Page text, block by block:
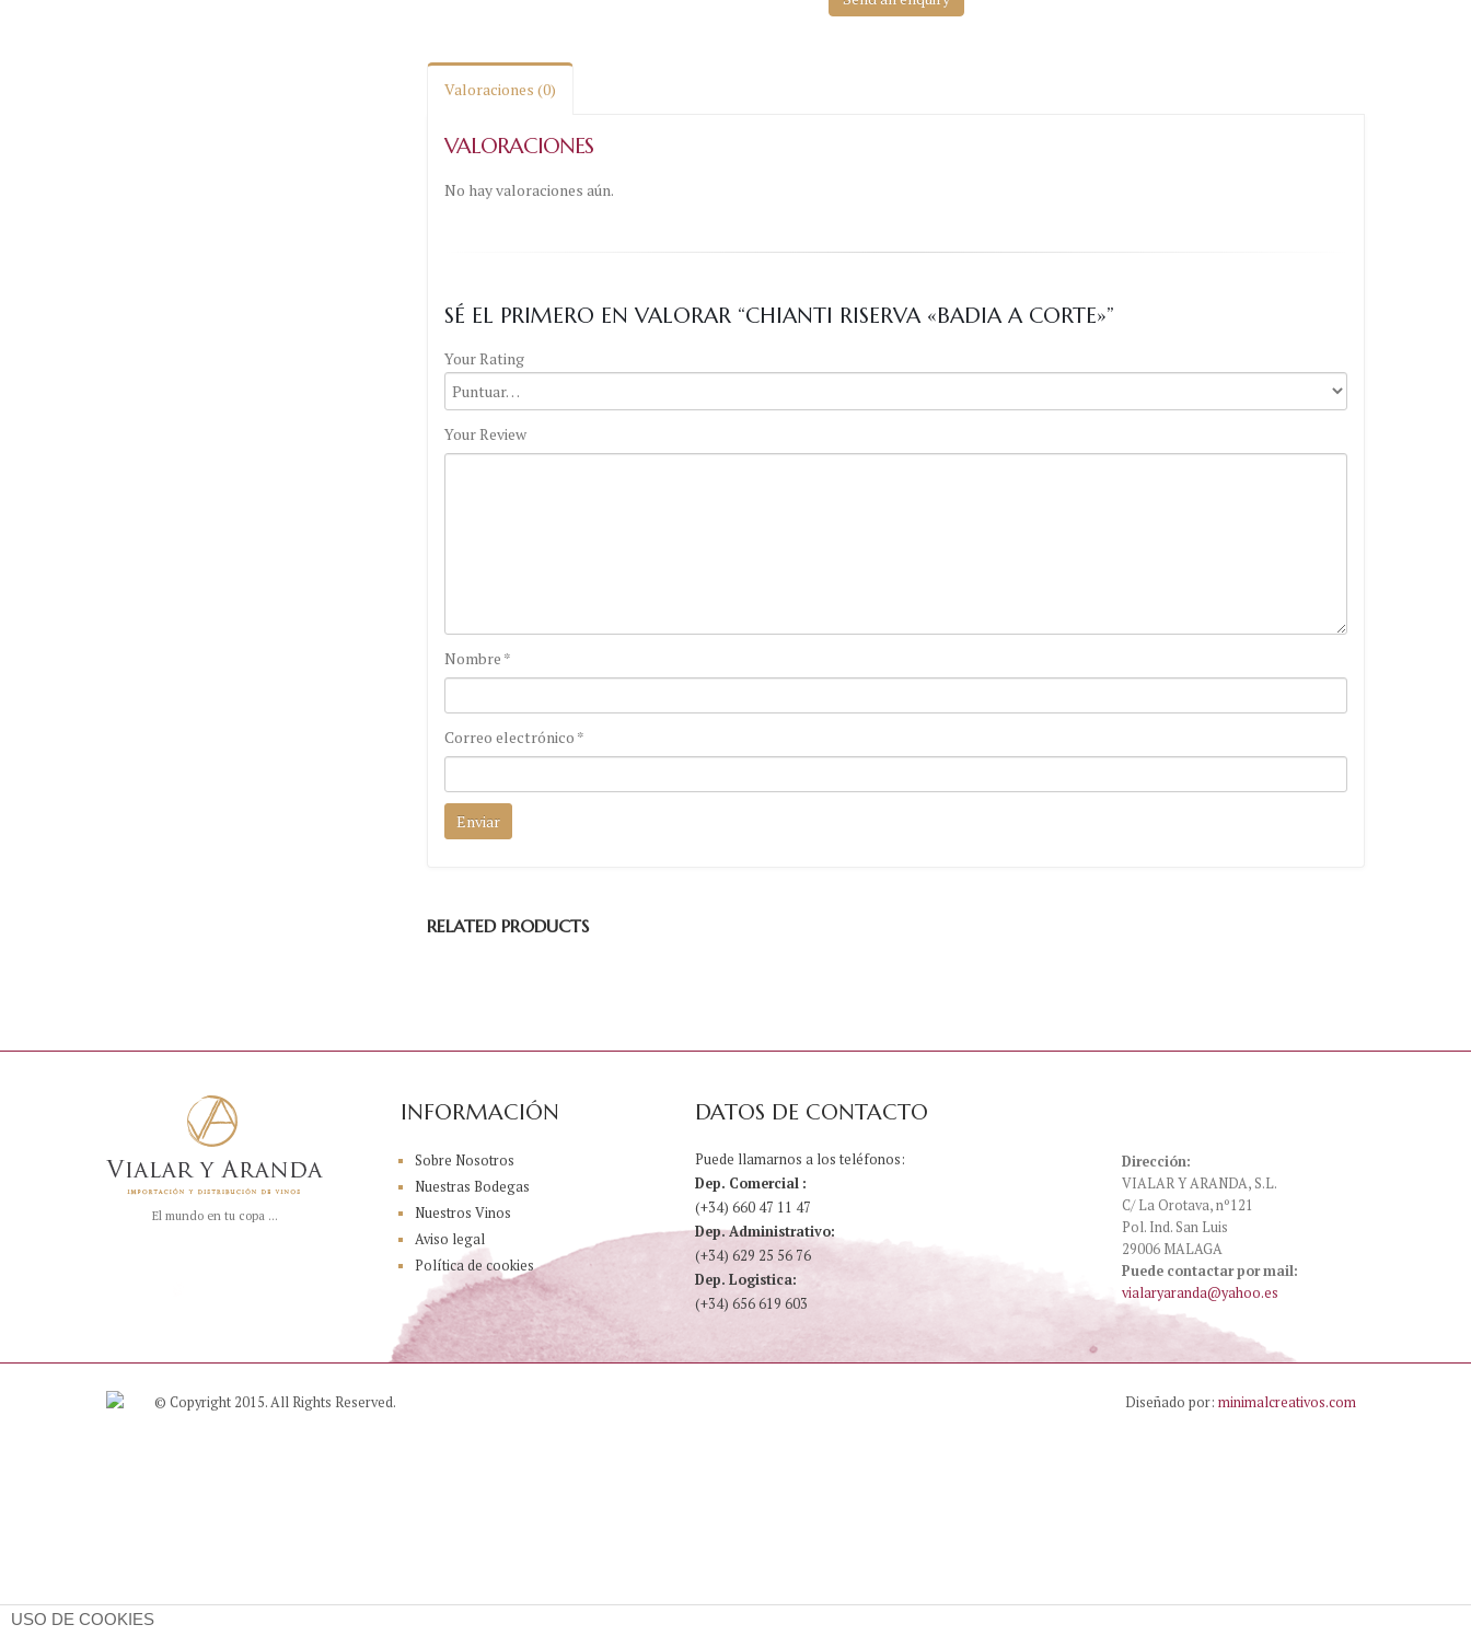
Valoraciones (0)
VALORACIONES
No hay valoraciones aún.
SÉ EL PRIMERO EN VALORAR “CHIANTI RISERVA «BADIA A CORTE»”
Your Rating
Your Review
Nombre *
Correo electrónico *
RELATED PRODUCTS
El mundo en tu copa ...
INFORMACIÓN
Sobre Nosotros
Nuestras Bodegas
Nuestros Vinos
Aviso legal
Política de cookies
DATOS DE CONTACTO
Puede llamarnos a los teléfonos:
Dep. Comercial :
(+34) 660 47 11 47
Dep. Administrativo:
(+34) 629 25 56 76
Dep. Logistica:
(+34) 656 619 603
Dirección:
VIALAR Y ARANDA, S.L.
C/ La Orotava, nº121
Pol. Ind. San Luis
29006 MALAGA
Puede contactar por mail:
vialaryaranda@yahoo.es
© Copyright 2015. All Rights Reserved. Diseñado por: minimalcreativos.com
USO DE COOKIES